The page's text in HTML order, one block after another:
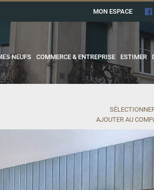
MON ESPACE
NEUFS COMMERCE & ENTREPRISE ESTIMER
AJOUTER AU